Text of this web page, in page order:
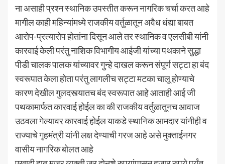
ना असाही प्रश्न स्थानिक उपस्तीत करून नागरिक चर्चा करत आहे
मागील काही महिन्यांमध्ये राजकीय वर्तुळातून अवैध धंद्या बाबत
आरोप-प्रत्यारोप होतांना दिसून आले तर स्थानिक व एलसीबी यांनी
कारवाई केली परंतु नाशिक विभागीय आईजी यांच्या पथकाने सुद्धा
पीडी चालक पालक यांच्यावर गुन्हे दाखल करून संपूर्ण सट्टा हा बंद
स्वरूपात केला होता परंतु लागलीच सट्टा मटका चालू होण्याचे
कारण देखील गुलदस्त्यातच बंद स्वरूपात आहे आताही आई जी
पथकामार्फत कारवाई होईल का की राजकीय वर्तुळातूनच आवाज
उठवला गेल्यावर कारवाई होईल याकडे स्थानिक आमदार यांनीही व
राज्याचे गृहमंत्री यांनी लक्ष देण्याची गरज आहे असे मुक्ताईनगर
वासीय नागरिक बोलत आहे